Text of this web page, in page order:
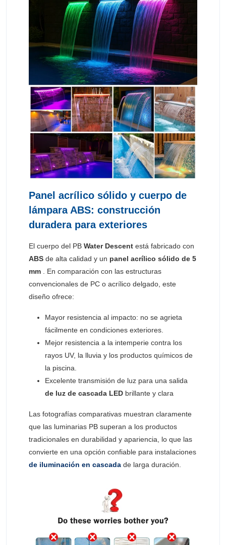
Panel acrílico sólido y cuerpo de
lámpara ABS: construcción
duradera para exteriores
El cuerpo del PB Water Descent está fabricado con
ABS de alta calidad y un panel acrílico sólido de 5
mm . En comparación con las estructuras
convencionales de PC o acrílico delgado, este
diseño ofrece:
Mayor resistencia al impacto: no se agrieta
fácilmente en condiciones exteriores.
Mejor resistencia a la intemperie contra los
rayos UV, la lluvia y los productos químicos de
la piscina.
Excelente transmisión de luz para una salida
de luz de cascada LED brillante y clara
Las fotografías comparativas muestran claramente
que las luminarias PB superan a los productos
tradicionales en durabilidad y apariencia, lo que las
convierte en una opción confiable para instalaciones
de iluminación en cascada de larga duración.